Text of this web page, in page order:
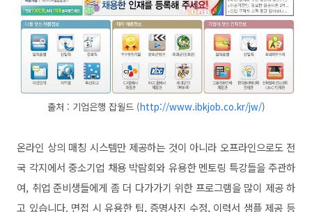
출처 : 기업은행 잡월드 (http://www.ibkjob.co.kr/jw/)
온라인 상의 매칭 시스템만 제공하는 것이 아니라 오프라인으로도 전
국 각지에서 중소기업 채용 박람회와 유용한 멘토링 특강들을 주관하
여, 취업 준비생들에게 좀 더 다가가기 위한 프로그램을 많이 제공 하
고 있습니다. 면접 시 유용한 팁, 증명사진 수정, 이력서 샘플 제공 등